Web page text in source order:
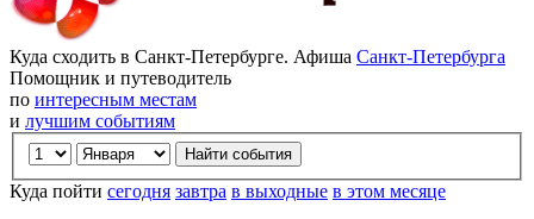
Куда сходить в Санкт-Петербурге. Афиша Санкт-Петербурга
Помощник и путеводитель
по интересным местам
и лучшим событиям
Куда пойти сегодня завтра в выходные в этом месяце